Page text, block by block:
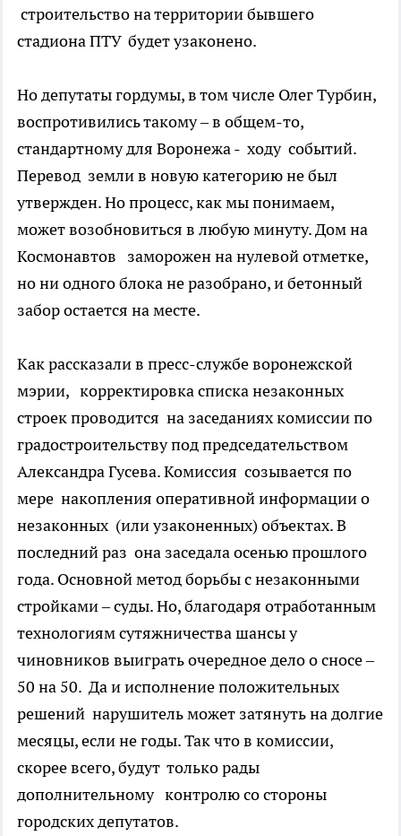
строительство на территории бывшего
стадиона ПТУ будет узаконено.
Но депутаты гордумы, в том числе Олег Турбин,
воспротивились такому – в общем-то,
стандартному для Воронежа - ходу событий.
Перевод земли в новую категорию не был
утвержден. Но процесс, как мы понимаем,
может возобновиться в любую минуту. Дом на
Космонавтов заморожен на нулевой отметке,
но ни одного блока не разобрано, и бетонный
забор остается на месте.
Как рассказали в пресс-службе воронежской
мэрии, корректировка списка незаконных
строек проводится на заседаниях комиссии по
градостроительству под председательством
Александра Гусева. Комиссия созывается по
мере накопления оперативной информации о
незаконных (или узаконенных) объектах. В
последний раз она заседала осенью прошлого
года. Основной метод борьбы с незаконными
стройками – суды. Но, благодаря отработанным
технологиям сутяжничества шансы у
чиновников выиграть очередное дело о сносе –
50 на 50. Да и исполнение положительных
решений нарушитель может затянуть на долгие
месяцы, если не годы. Так что в комиссии,
скорее всего, будут только рады
дополнительному контролю со стороны
городских депутатов.